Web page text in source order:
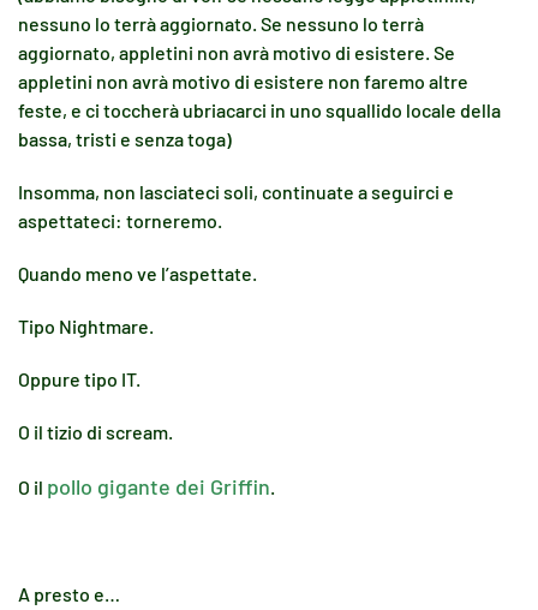
nessuno lo terrà aggiornato. Se nessuno lo terrà
aggiornato, appletini non avrà motivo di esistere. Se
appletini non avrà motivo di esistere non faremo altre
feste, e ci toccherà ubriacarci in uno squallido locale della
bassa, tristi e senza toga)
Insomma, non lasciateci soli, continuate a seguirci e
aspettateci: torneremo.
Quando meno ve l’aspettate.
Tipo Nightmare.
Oppure tipo IT.
O il tizio di scream.
O il pollo gigante dei Griffin.
A presto e…